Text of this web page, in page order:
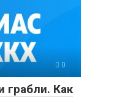
0
грабли. Как